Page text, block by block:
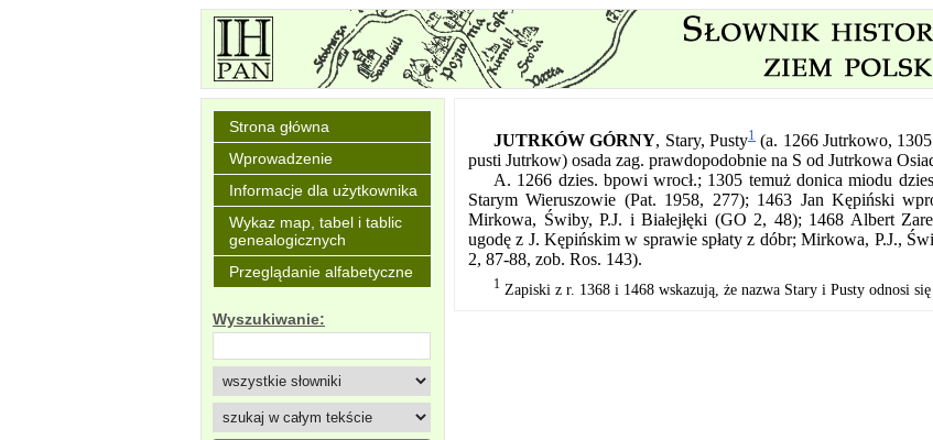
Strona główna
Wprowadzenie
Informacje dla użytkownika
Wykaz map, tabel i tablic
genealogicznych
Przeglądanie alfabetyczne
Wyszukiwanie:
JUTRKÓW GÓRNY, Stary, Pusty1(a. 1266 Jutrkowo,
pusti Jutrkow) osada zag. prawdopodobnie na S od Jutrkowa
A. 1266 dzies. bpowi wrocł.; 1305 temuż donica miodu
Starym Wieruszowie (Pat. 1958, 277); 1463 Jan Kępiński
Mirkowa, Świby, P.J. i Białejłęki (GO 2, 48); 1468 Albert
ugodę z J. Kępińskim w sprawie spłaty z dóbr; Mirkowa, P.J.,
2, 87-88, zob. Ros. 143).
1 Zapiski z r. 1368 i 1468 wskazują, że nazwa Stary i Pusty odnosi się